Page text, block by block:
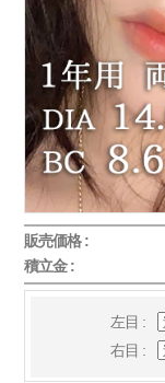
販売価格 :
積立金 :
左目 :
右目 :